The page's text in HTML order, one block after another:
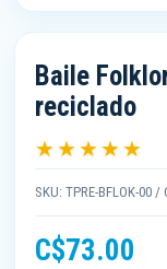
Baile
reciclado
★★★★★
SKU:TPRE-BFLOK-00
C$73.00